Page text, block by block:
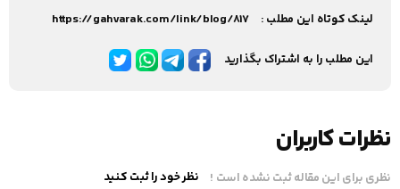
لینک کوتاه این مطلب : https://gahvarak.com/link/blog/817
این مطلب را به اشتراک بگذارید
نظرات کاربران
نظری برای این مقاله ثبت نشده است ! نظر خود را ثبت کنید